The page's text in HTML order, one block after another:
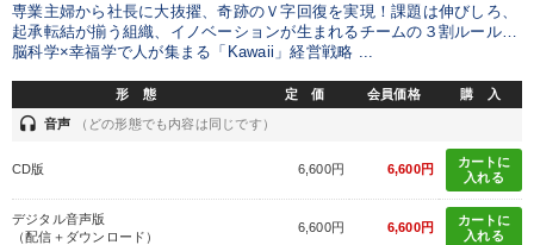
業績を伸ばしたい 財務・数字力の向上 経営を改善したい
発想力を磨きたい 財務・数字力の向上
財務・数字力の向上
キーワード
専業主婦から社長に大抜擢、奇跡のＶ字回復を実現！課題は伸びしろ、
起承転結が揃う組織、イノベーションが生まれるチームの３割ルール…
脳科学×幸福学で人が集まる「Kawaii」経営戦略 ...
形 態 定 価 会員価格 購 入
headset 音声 （どの形態でも内容は同じです）
CD版 6,600円 6,600円
カートに
入れる
デジタル音声版
（配信＋ダウンロード）
6,600円 6,600円
カートに
入れる